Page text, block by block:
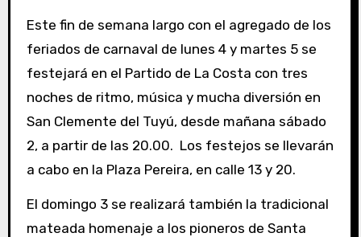
Este fin de semana largo con el agregado de los
feriados de carnaval de lunes 4 y martes 5 se
festejará en el Partido de La Costa con tres
noches de ritmo, música y mucha diversión en
San Clemente del Tuyú, desde mañana sábado
2, a partir de las 20.00. Los festejos se llevarán
a cabo en la Plaza Pereira, en calle 13 y 20.
El domingo 3 se realizará también la tradicional
mateada homenaje a los pioneros de Santa